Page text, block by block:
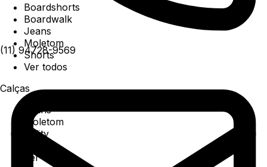
(11) 94728-9569
Boardshorts
Boardwalk
Jeans
Moletom
Shorts
Ver todos
Calças
Jeans
Moletom
Utility
Ver todos